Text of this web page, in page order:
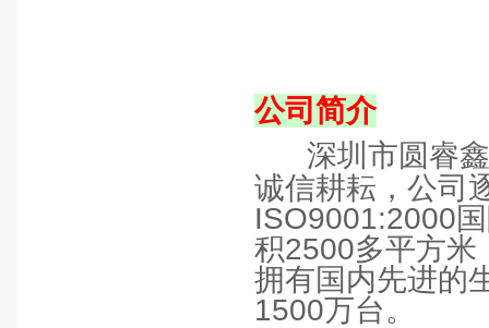
公司简介
深圳市圆睿
诚信耕耘，公司
ISO9001:2000
积2500多平方米
拥有国内先进的
1500万台。